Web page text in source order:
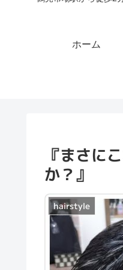
ホーム
『まさに
か？』
hairstyle